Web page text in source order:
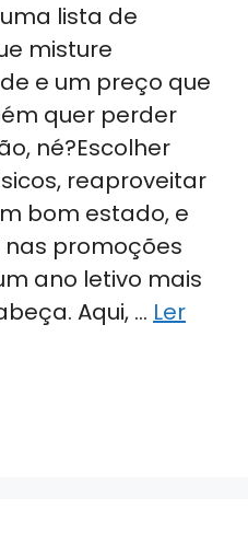
lista de
misture
e um preço que
quer perder
né?Escolher
reaproveitar
bom estado, e
promoções
ano letivo mais
Aqui, … Ler